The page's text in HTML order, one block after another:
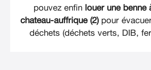
pouvez enfin louer une benne
chateau-auffrique (2)pour
déchets (déchets verts, DIB,